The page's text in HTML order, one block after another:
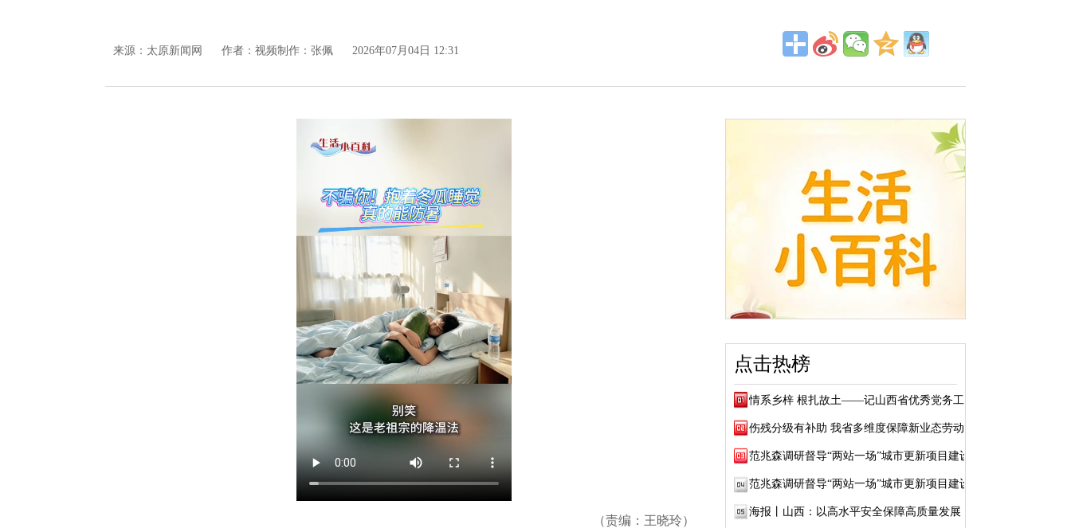
来源： 太原新闻网 作者：视频制作：张佩 2026年07月04日 12:31
（责编：王晓玲）
点击热榜
情系乡梓 根扎故土——记山西省优秀党务工作...
伤残分级有补助 我省多维度保障新业态劳动者...
范兆森调研督导“两站一场”城市更新项目建设
范兆森调研督导“两站一场”城市更新项目建设
海报丨山西：以高水平安全保障高质量发展